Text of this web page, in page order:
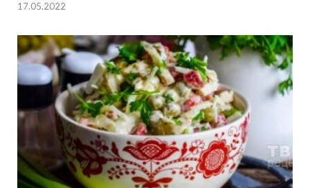
17.05.2022